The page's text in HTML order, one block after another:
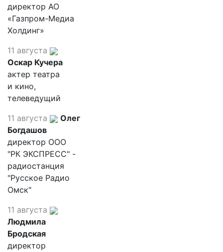
директор АО
«Газпром-Медиа
Холдинг»
11 августа
Оскар Кучера
актер театра
и кино,
телеведущий
11 августа
Олег
Богдашов
директор ООО
"РК ЭКСПРЕСС" -
радиостанция
"Русское Радио
Омск"
11 августа
Людмила
Бродская
директор